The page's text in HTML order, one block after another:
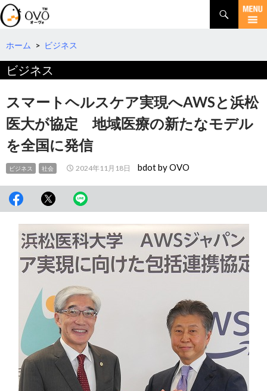
検
索
コ
テ
へ
動
ホーム > ビジネス
ビジネス
スマートヘルスケア実現へAWSと浜松
医大が協定 地域医療の新たなモデル
を全国に発信
ビジネス 社会 2024年11月18日 bdot by OVO